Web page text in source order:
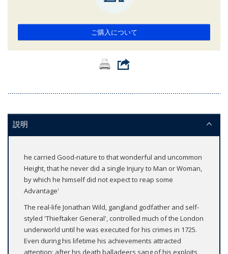
ご購入について
説明
he carried Good-nature to that wonderful and uncommon
Height, that he never did a single Injury to Man or Woman,
by which he himself did not expect to reap some
Advantage'
The real-life Jonathan Wild, gangland godfather and self-
styled 'Thieftaker General', controlled much of the London
underworld until he was executed for his crimes in 1725.
Even during his lifetime his achievements attracted
attention; after his death balladeers sang of his exploits,